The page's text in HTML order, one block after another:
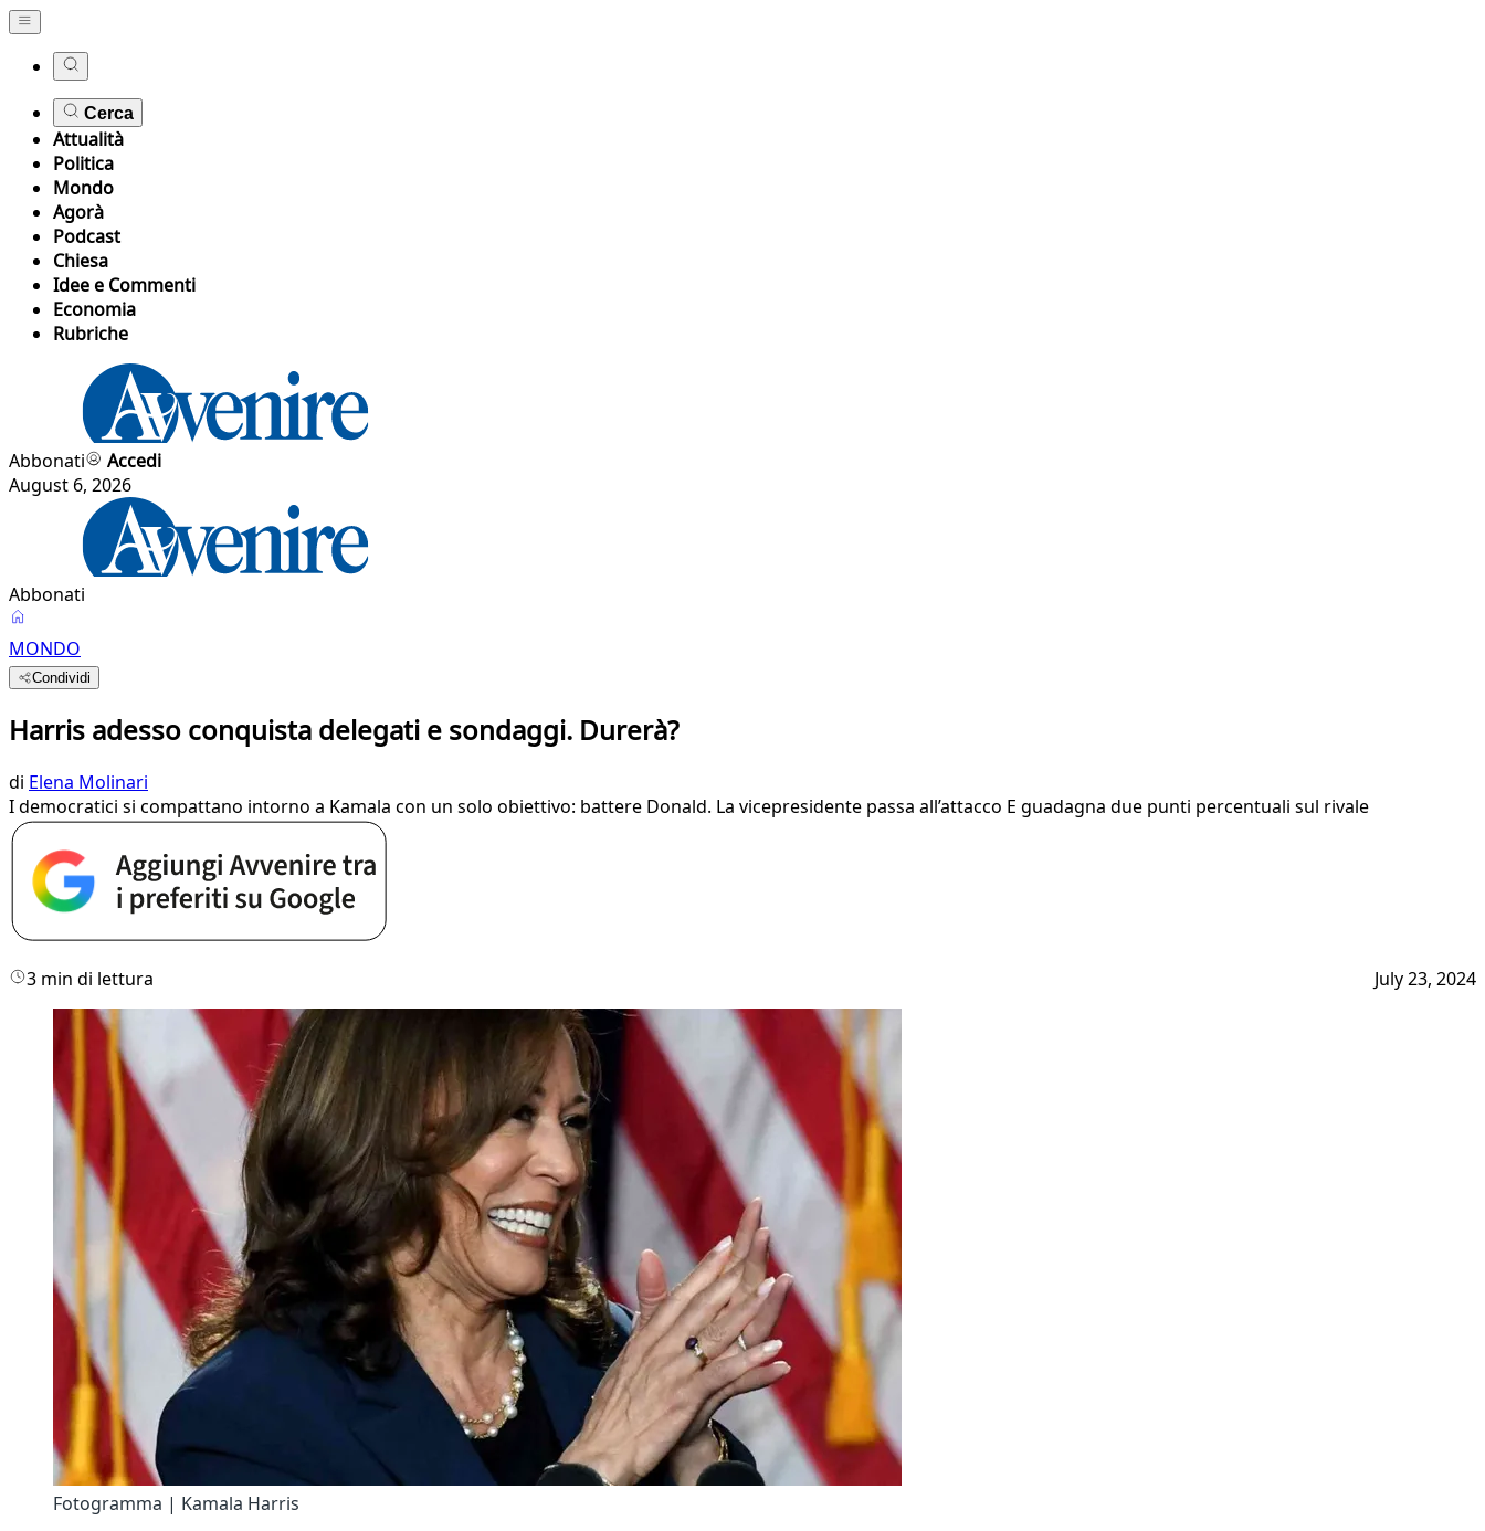
Cerca
Attualità
Politica
Mondo
Agorà
Podcast
Chiesa
Idee e Commenti
Economia
Rubriche
Abbonati
Accedi
August 6, 2026
Abbonati
MONDO
Condividi
Harris adesso conquista delegati e sondaggi. Durerà?
di Elena Molinari
I democratici si compattano intorno a Kamala con un solo obiettivo: battere Donald. La vicepresidente passa all’attacco E guadagna due punti percentuali sul rivale
3 min di lettura July 23, 2024
Fotogramma | Kamala Harris